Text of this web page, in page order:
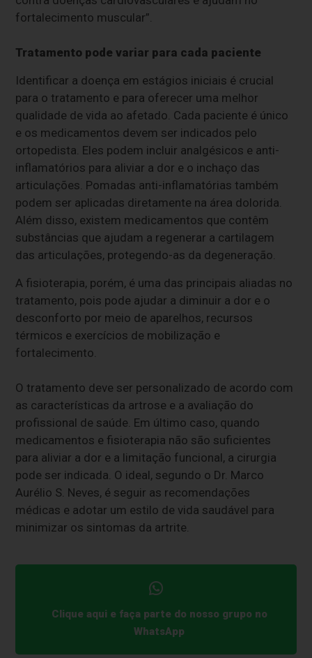
fortalecimento muscular”.
Tratamento pode variar para cada paciente
Identificar a doença em estágios iniciais é crucial
para o tratamento e para oferecer uma melhor
qualidade de vida ao afetado. Cada paciente é único
e os medicamentos devem ser indicados pelo
ortopedista. Eles podem incluir analgésicos e anti-
inflamatórios para aliviar a dor e o inchaço das
articulações. Pomadas anti-inflamatórias também
podem ser aplicadas diretamente na área dolorida.
Além disso, existem medicamentos que contêm
substâncias que ajudam a regenerar a cartilagem
das articulações, protegendo-as da degeneração.
A fisioterapia, porém, é uma das principais aliadas no
tratamento, pois pode ajudar a diminuir a dor e o
desconforto por meio de aparelhos, recursos
térmicos e exercícios de mobilização e
fortalecimento.
O tratamento deve ser personalizado de acordo com
as características da artrose e a avaliação do
profissional de saúde. Em último caso, quando
medicamentos e fisioterapia não são suficientes
para aliviar a dor e a limitação funcional, a cirurgia
pode ser indicada. O ideal, segundo o Dr. Marco
Aurélio S. Neves, é seguir as recomendações
médicas e adotar um estilo de vida saudável para
minimizar os sintomas da artrite.
Clique aqui e faça parte do nosso grupo no
WhatsApp